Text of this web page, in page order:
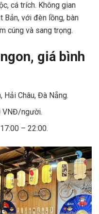
cá trích. Không gian
Bản, với đèn lồng, bàn
cúng và sang trọng.
giá bình
Châu, Đà Nẵng.
VNĐ/người.
– 22:00.